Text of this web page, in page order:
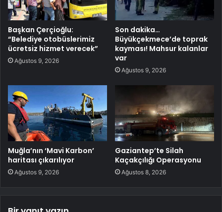
Başkan Çerçioğlu:
“Belediye otobüslerimiz
ücretsiz hizmet verecek”
Ağustos 9, 2026
Son dakika…
Büyükçekmece’de toprak
kayması! Mahsur kalanlar
var
Ağustos 9, 2026
Muğla’nın ‘Mavi Karbon’
haritası çıkarılıyor
Ağustos 9, 2026
Gaziantep’te Silah
Kaçakçılığı Operasyonu
Ağustos 8, 2026